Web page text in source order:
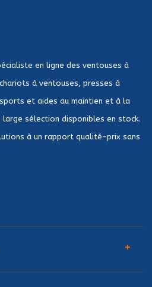
en ligne des ventouses à
à ventouses, presses à
et aides au maintien et à la
sélection disponibles en stock.
à un rapport qualité-prix sans